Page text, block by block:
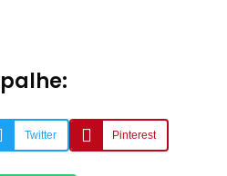
Twitter Pinterest